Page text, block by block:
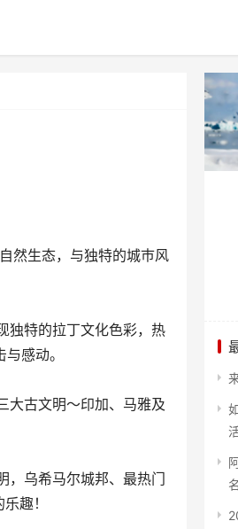
然生态，与独特的城巿风
独特的拉丁文化色彩，热
感动。
大古文明～印加、马雅及
，乌希马尔城邦、最热门
趣！